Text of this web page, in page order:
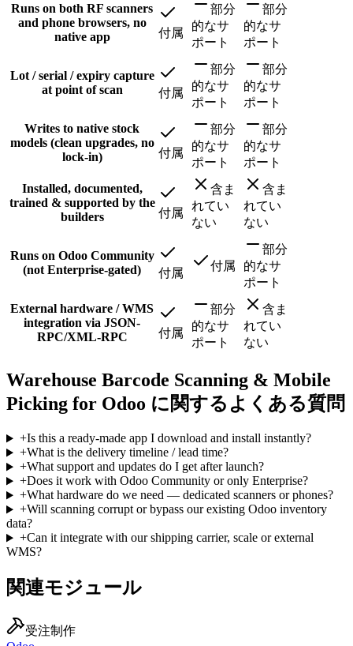
Runs on both RF scanners
and phone browsers, no
native app
付属
部分
的なサ
ポート
部分
的なサ
ポート
Lot / serial / expiry capture
at point of scan
付属
部分
的なサ
ポート
部分
的なサ
ポート
Writes to native stock
models (clean upgrades, no
lock-in)
付属
部分
的なサ
ポート
部分
的なサ
ポート
Installed, documented,
trained & supported by the
builders
付属
含ま
れてい
ない
含ま
れてい
ない
Runs on Odoo Community
(not Enterprise-gated)
付属
付属
部分
的なサ
ポート
External hardware / WMS
integration via JSON-
RPC/XML-RPC
付属
部分
的なサ
ポート
含ま
れてい
ない
Warehouse Barcode Scanning & Mobile
Picking for Odoo に関するよくある質問
+Is this a ready-made app I download and install instantly?
+What is the delivery timeline / lead time?
+What support and updates do I get after launch?
+Does it work with Odoo Community or only Enterprise?
+What hardware do we need — dedicated scanners or phones?
+Will scanning corrupt or bypass our existing Odoo inventory
data?
+Can it integrate with our shipping carrier, scale or external
WMS?
関連モジュール
受注制作